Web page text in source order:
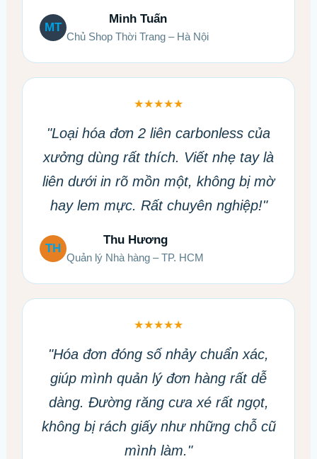
MT
Minh Tuấn
Chủ Shop Thời Trang – Hà Nội
★★★★★
"Loại hóa đơn 2 liên carbonless của
xưởng dùng rất thích. Viết nhẹ tay là
liên dưới in rõ mồn một, không bị mờ
hay lem mực. Rất chuyên nghiệp!"
TH
Thu Hương
Quản lý Nhà hàng – TP. HCM
★★★★★
"Hóa đơn đóng số nhảy chuẩn xác,
giúp mình quản lý đơn hàng rất dễ
dàng. Đường răng cưa xé rất ngọt,
không bị rách giấy như những chỗ cũ
mình làm."